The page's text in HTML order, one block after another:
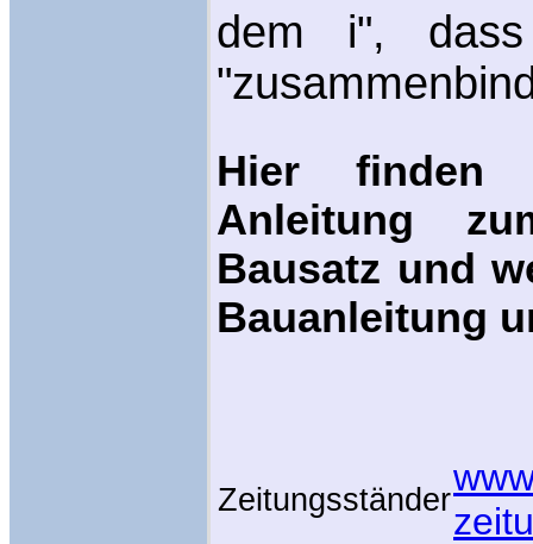
dem i",
Hier finden
Anleitung
Bausatz und
Bauanleitung
Zeitungsständer